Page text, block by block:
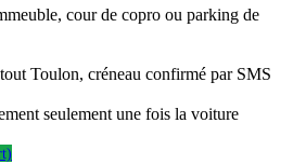
cour de copro ou parking de
Toulon, créneau confirmé par SMS
seulement une fois la voiture